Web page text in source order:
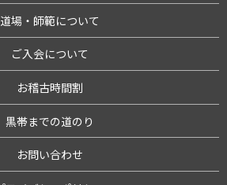
道場・師範について
ご入会について
お稽古時間割
黒帯までの道のり
お問い合わせ